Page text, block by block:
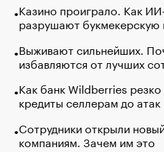
Казино проиграло. Как
разрушают букмекерскую
Выживают сильнейших.
избавляются от лучших
Как банк Wildberries
кредиты селлерам до
Сотрудники открыли
компаниям. Зачем им это